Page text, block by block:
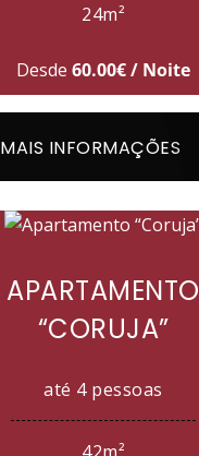
24m²
Desde 60.00€ / Noite
MAIS INFORMAÇÕES
APARTAMENTO
“CORUJA”
até 4 pessoas